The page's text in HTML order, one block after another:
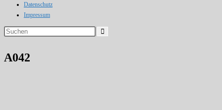
Datenschutz
Impressum
A042